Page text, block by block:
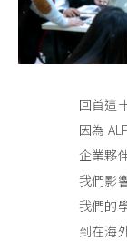
回首這
因為
企業夥
我們影
我們的
到在海